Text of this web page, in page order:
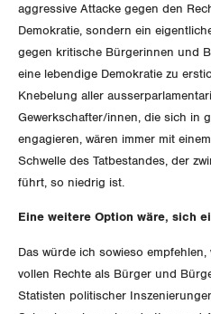
aggressive Attacke gegen den
Demokratie, sondern ein
gegen kritische Bürgerinnen und
eine lebendige Demokratie zu
Knebelung aller
Gewerkschafter/innen, die sich in
engagieren, wären immer mit
Schwelle des Tatbestandes, der
führt, so niedrig ist.
Eine weitere Option wäre, sich
Das würde ich sowieso
vollen Rechte als Bürger und
Statisten politischer